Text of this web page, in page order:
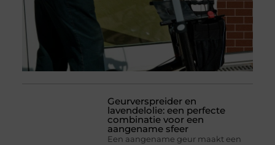
Geurverspreider en
lavendelolie: een perfecte
combinatie voor een
aangename sfeer
Een aangename geur maakt een